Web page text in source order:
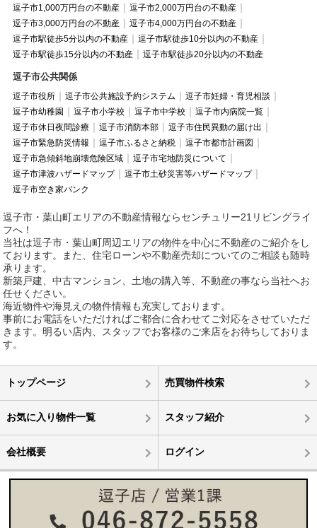
逗子市1,000万円台の不動産
逗子市2,000万円台の不動産
逗子市3,000万円台の不動産
逗子市4,000万円台の不動産
逗子市駅徒歩5分以内の不動産
逗子市駅徒歩10分以内の不動産
逗子市駅徒歩15分以内の不動産
逗子市駅徒歩20分以内の不動産
逗子市公共関係
逗子市役所 逗子市公共施設予約システム
逗子市妊婦・育児相談
逗子市幼稚園
逗子市小学校 逗子市中学校
逗子市内病院一覧
逗子市休日夜間診療
逗子市消防本部
逗子市住民異動の届け出
逗子市緊急防災情報
逗子市ふるさと納税
逗子市都市計画図
逗子市急傾斜地崩壊危険区域
逗子市宅地防災について
逗子市津波ハザードマップ
逗子市土砂災害等ハザードマップ
逗子市空き家バンク
逗子市・葉山町エリアの不動産情報ならセンチュリー21リビングライ
フへ！
当社は逗子市・葉山町周辺エリアの物件を中心に不動産のご紹介をし
ております。また、住宅ローンや不動産売却についてのご相談も随時
承ります。
新築戸建、中古マンション、土地の購入等、不動産の事なら当社へお
任せください。
海近物件や海見えの物件情報も充実しております。
事前にお電話をいただければご都合に合わせてご対応をさせていただ
きます。明るい店内、スタッフでお客様のご来店をお待ちしておりま
す。
トップページ 売買物件検索
お気に入り物件一覧 スタッフ紹介
会社概要 ログイン